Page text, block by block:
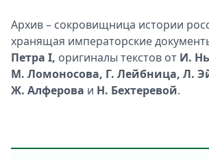
Архив – сокровищница истории
хранящая императорские
Петра I, оригиналы текстов от И.
М. Ломоносова, Г. Лейбница, Л.
Ж. Алферова и Н. Бехтеревой.